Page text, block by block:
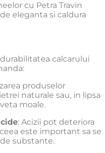
cu Petra Travin
eleganta si caldura
calcarului
produselor
naturale sau, in lipsa
moale.
: Acizii pot deteriora
este important sa se
substante.